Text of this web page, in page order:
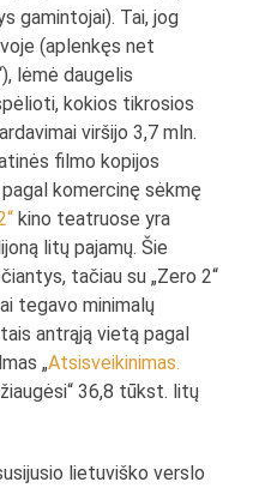
gamintojai). Tai, jog
(aplenkęs net
lėmė daugelis
kokios tikrosios
viršijo 3,7 mln.
filmo kopijos
komercinę sėkmę
kino teatruose yra
litų pajamų. Šie
tačiau su „Zero 2“
tegavo minimalų
antrąją vietą pagal
„Atsisveikinimas.
36,8 tūkst. litų
lietuviško verslo